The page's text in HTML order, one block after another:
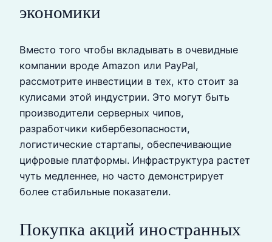
экономики
Вместо того чтобы вкладывать в очевидные
компании вроде Amazon или PayPal,
рассмотрите инвестиции в тех, кто стоит за
кулисами этой индустрии. Это могут быть
производители серверных чипов,
разработчики кибербезопасности,
логистические стартапы, обеспечивающие
цифровые платформы. Инфраструктура растет
чуть медленнее, но часто демонстрирует
более стабильные показатели.
Покупка акций иностранных